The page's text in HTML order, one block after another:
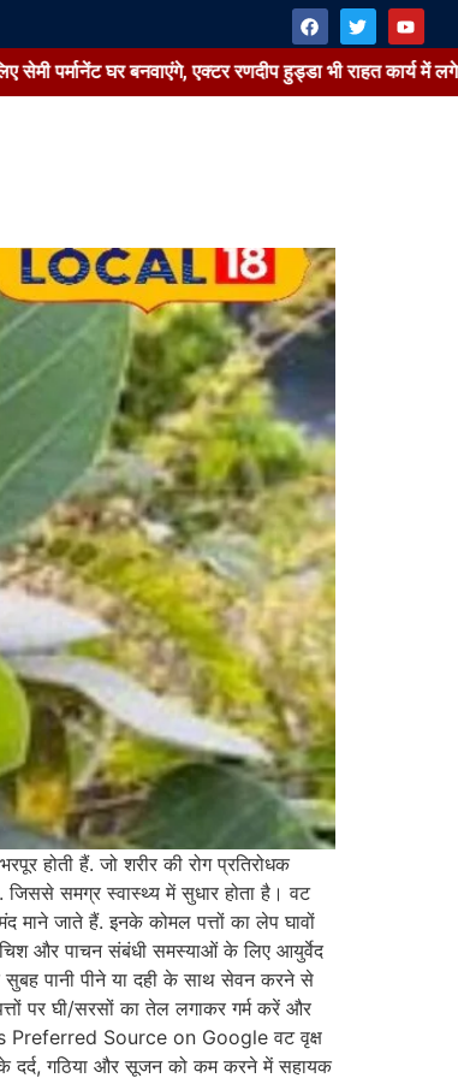
घर बनवाएंगे, एक्टर रणदीप हुड्डा भी राहत कार्य में लगे
होती हैं. जो शरीर की रोग प्रतिरोधक
जिससे समग्र स्वास्थ्य में सुधार होता है। वट
माने जाते हैं. इनके कोमल पत्तों का लेप घावों
और पाचन संबंधी समस्याओं के लिए आयुर्वेद
पानी पीने या दही के साथ सेवन करने से
पर घी/सरसों का तेल लगाकर गर्म करें और
Preferred Source on Google वट वृक्ष
दर्द, गठिया और सूजन को कम करने में सहायक